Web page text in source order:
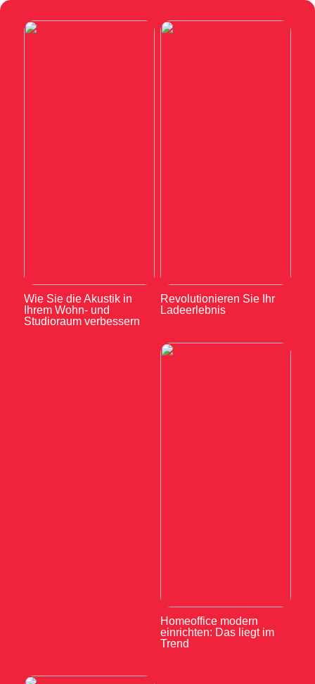
Wie Sie die Akustik in
Ihrem Wohn- und
Studioraum verbessern
Revolutionieren Sie Ihr
Ladeerlebnis
Homeoffice modern
einrichten: Das liegt im
Trend